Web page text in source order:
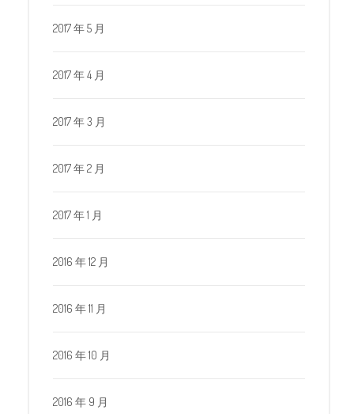
2017 年 5 月
2017 年 4 月
2017 年 3 月
2017 年 2 月
2017 年 1 月
2016 年 12 月
2016 年 11 月
2016 年 10 月
2016 年 9 月